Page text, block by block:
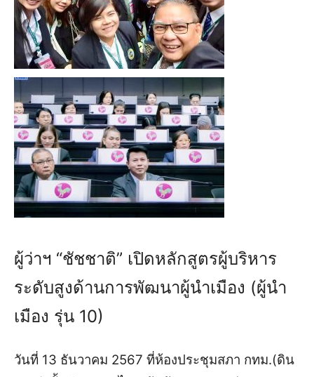
ผู้ว่าฯ “ชัชชาติ” เปิดหลักสูตรผู้บริหาร
ระดับสูงด้านการพัฒนาผู้นำเมือง (ผู้นำ
เมือง รุ่น 10)
วันที่ 13 ธันวาคม 2567 ที่ห้องประชุมสภา กทม.(ดิน